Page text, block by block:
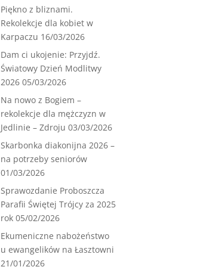
Piękno z bliznami.
Rekolekcje dla kobiet w
Karpaczu 16/03/2026
Dam ci ukojenie: Przyjdź.
Światowy Dzień Modlitwy
2026 05/03/2026
Na nowo z Bogiem –
rekolekcje dla mężczyzn w
Jedlinie – Zdroju 03/03/2026
Skarbonka diakonijna 2026 –
na potrzeby seniorów
01/03/2026
Sprawozdanie Proboszcza
Parafii Świętej Trójcy za 2025
rok 05/02/2026
Ekumeniczne nabożeństwo
u ewangelików na Łasztowni
21/01/2026